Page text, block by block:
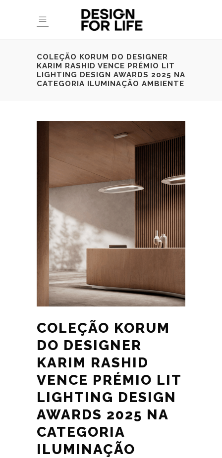
COLEÇÃO KORUM DO DESIGNER
KARIM RASHID VENCE PRÉMIO LIT
LIGHTING DESIGN AWARDS 2025 NA
CATEGORIA ILUMINAÇÃO AMBIENTE
COLEÇÃO KORUM
DO DESIGNER
KARIM RASHID
VENCE PRÉMIO LIT
LIGHTING DESIGN
AWARDS 2025 NA
CATEGORIA
ILUMINAÇÃO